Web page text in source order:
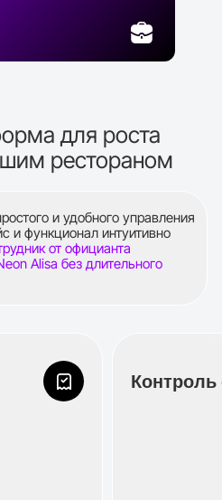
для роста
рестораном
и удобного управления
и функционал интуитивно
от официанта
Alisa без длительного
Контроль